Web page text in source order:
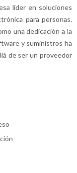
líder en soluciones
para personas.
una dedicación a la
y suministros ha
de ser un proveedor